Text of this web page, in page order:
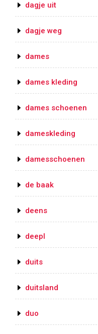
dagje uit
dagje weg
dames
dames kleding
dames schoenen
dameskleding
damesschoenen
de baak
deens
deepl
duits
duitsland
duo